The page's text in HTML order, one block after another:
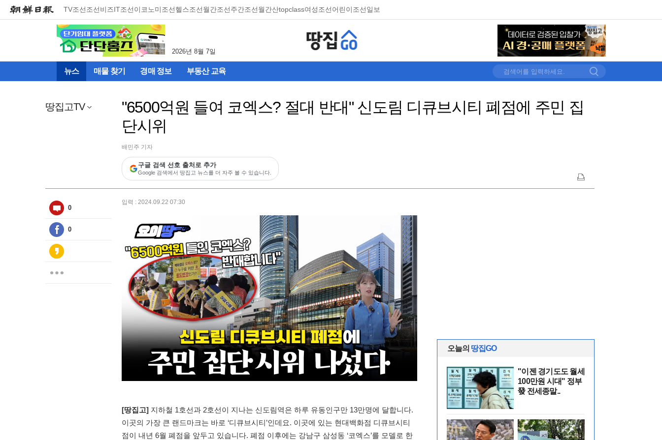
TV조선조선비즈IT조선이코노미조선헬스조선월간조선주간조선월간산topclass여성조선어린이조선일보
2026년 8월 7일
뉴스 매물 찾기 경매 정보 부동산 교육
땅집고TV
"6500억원 들여 코엑스? 절대 반대" 신도림 디큐브시티 폐점에 주민 집
단시위
배민주 기자
구글 검색 선호 출처로 추가
Google 검색에서 땅집고 뉴스를 더 자주 볼 수 있습니다.
0
0
입력 : 2024.09.22 07:30
[땅집고] 지하철 1호선과 2호선이 지나는 신도림역은 하루 유동인구만 13만명에 달합니다.
이곳의 가장 큰 랜드마크는 바로 ‘디큐브시티’인데요. 이곳에 있는 현대백화점 디큐브시티
점이 내년 6월 폐점을 앞두고 있습니다. 폐점 이후에는 강남구 삼성동 ‘코엑스’를 모델로 한
오늘의 땅집GO
"이젠 경기도도 월세
100만원 시대" 정부
發 전세종말..